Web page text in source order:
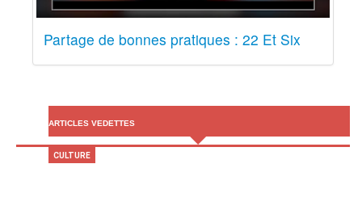
Partage de bonnes pratiques : 22 Et Six
ARTICLES VEDETTES
CULTURE